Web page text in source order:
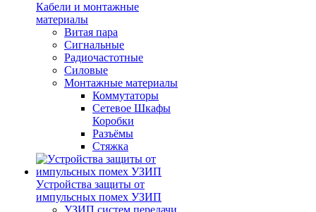
Кабели и монтажные
материалы
Витая пара
Сигнальные
Радиочастотные
Силовые
Монтажные материалы
Коммутаторы
Сетевое Шкафы
Коробки
Разъёмы
Стяжка
Уcтройства защиты от
импульсных помех УЗИП
УЗИП систем передачи